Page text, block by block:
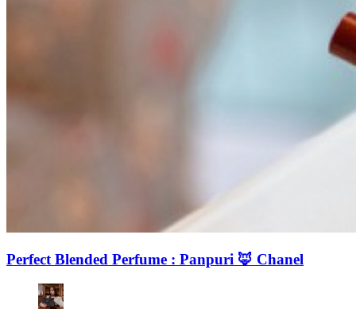
Perfect Blended Perfume : Panpuri 🦊 Chanel